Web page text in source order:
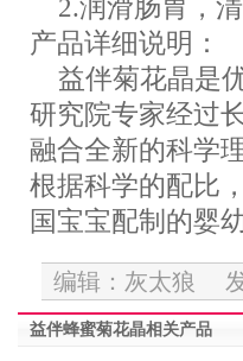
2.润滑肠胃，清
产品详细说明：
益伴菊花晶是
研究院专家经过
融合全新的科学
根据科学的配比
国宝宝配制的婴
编辑：灰太狼 发
益伴蜂蜜菊花晶相关产品